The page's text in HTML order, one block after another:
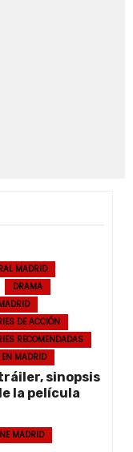
MADRID
DRAMA
DE ACCIÓN
RECOMENDADAS
EN MADRID
sinopsis
la película
MADRID